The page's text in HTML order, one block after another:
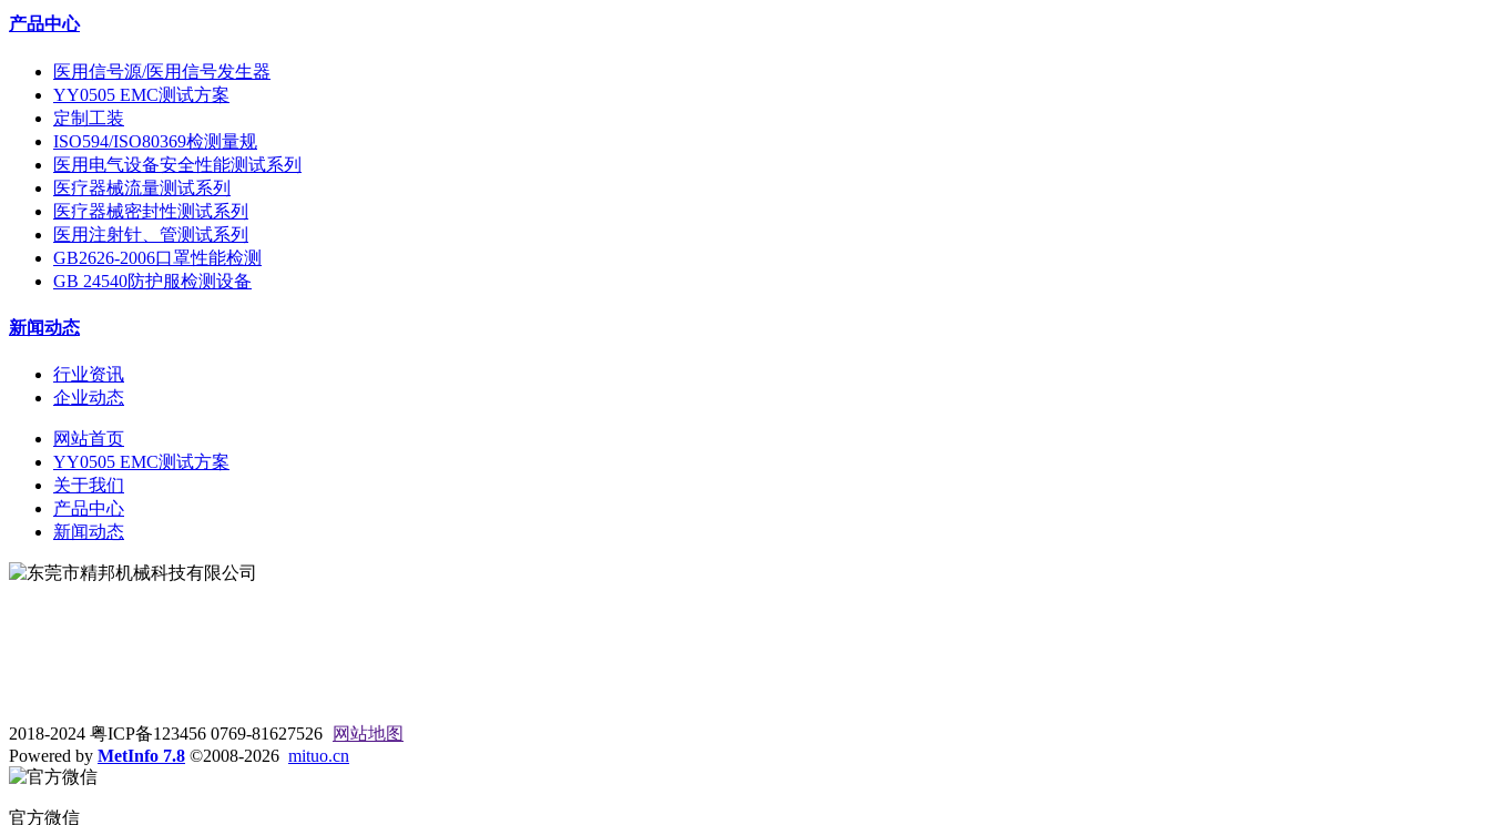
产品中心
医用信号源/医用信号发生器
YY0505 EMC测试方案
定制工装
ISO594/ISO80369检测量规
医用电气设备安全性能测试系列
医疗器械流量测试系列
医疗器械密封性测试系列
医用注射针、管测试系列
GB2626-2006口罩性能检测
GB 24540防护服检测设备
新闻动态
行业资讯
企业动态
网站首页
YY0505 EMC测试方案
关于我们
产品中心
新闻动态
2018-2024 粤ICP备123456 0769-81627526
网站地图
Powered by MetInfo 7.8 ©2008-2026 mituo.cn
官方微信